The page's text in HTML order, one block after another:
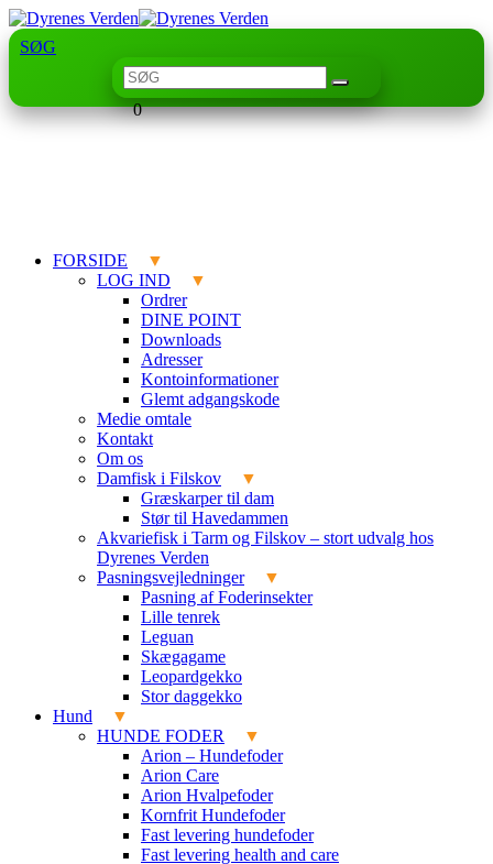
SØG
0
FORSIDE
LOG IND
Ordrer
DINE POINT
Downloads
Adresser
Kontoinformationer
Glemt adgangskode
Medie omtale
Kontakt
Om os
Damfisk i Filskov
Græskarper til dam
Stør til Havedammen
Akvariefisk i Tarm og Filskov – stort udvalg hos
Dyrenes Verden
Pasningsvejledninger
Pasning af Foderinsekter
Lille tenrek
Leguan
Skægagame
Leopardgekko
Stor daggekko
Hund
HUNDE FODER
Arion – Hundefoder
Arion Care
Arion Hvalpefoder
Kornfrit Hundefoder
Fast levering hundefoder
Fast levering health and care